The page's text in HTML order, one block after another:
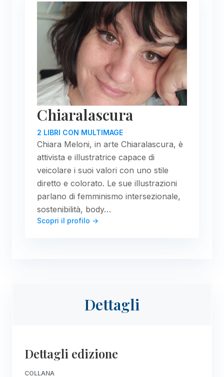
Chiaralascura
2 LIBRI CON MULTIMAGE
Chiara Meloni, in arte Chiaralascura, è
attivista e illustratrice capace di
veicolare i suoi valori con uno stile
diretto e colorato. Le sue illustrazioni
parlano di femminismo intersezionale,
sostenibilità, body…
Scopri il profilo →
Dettagli
Dettagli edizione
COLLANA